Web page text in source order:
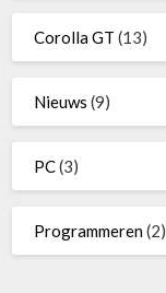
Corolla GT (13)
Nieuws (9)
PC(3)
Programmeren(2)